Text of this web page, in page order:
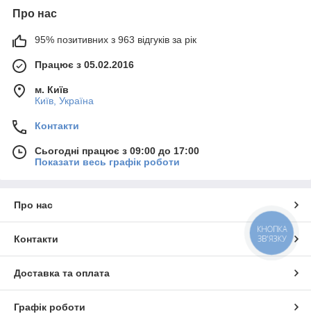
Про нас
95% позитивних з 963 відгуків за рік
Працює з 05.02.2016
м. Київ
Київ, Україна
Контакти
Сьогодні працює з 09:00 до 17:00
Показати весь графік роботи
Про нас
Контакти
Доставка та оплата
Графік роботи
КНОПКА
ЗВ'ЯЗКУ